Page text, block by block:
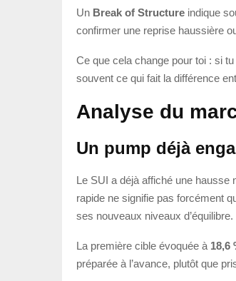
Un Break of Structure indique
confirmer une reprise haussière
Ce que cela change pour toi : si
souvent ce qui fait la différence
Analyse du
Un pump déjà
Le SUI a déjà affiché une hausse
rapide ne signifie pas forcément
ses nouveaux niveaux d’équilibre.
La première cible évoquée à 18,6
préparée à l’avance, plutôt que